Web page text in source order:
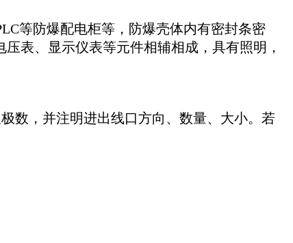
等防爆配电柜等，防爆壳体内有密封条密
表、显示仪表等元件相辅相成，具有照明，
数，并注明进出线口方向、数量、大小。若